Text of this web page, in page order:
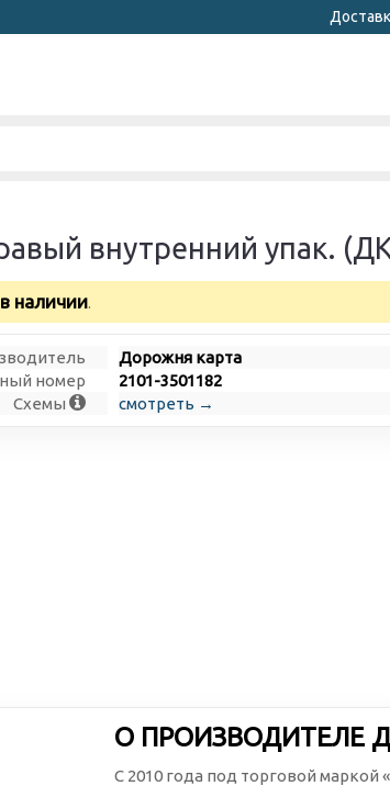
внутренний упак.
наличии.
Дорожня карта
номер
2101-3501182
Схемы
смотреть →
О ПРОИЗВОДИТЕЛЕ
С 2010 года под торговой